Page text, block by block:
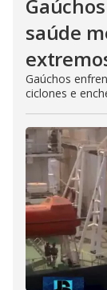
saúde
Gaúchos
ciclones e